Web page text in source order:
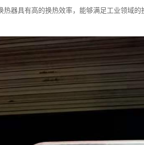
器具有高的换热效率，能够满足工业领域的